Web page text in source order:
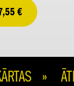
€
»